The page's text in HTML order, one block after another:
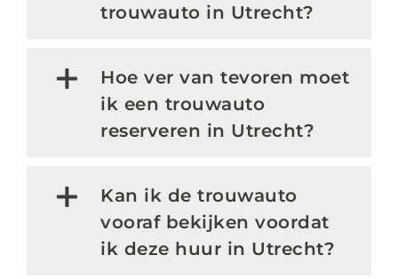
trouwauto in Utrecht?
Hoe ver van tevoren moet
ik een trouwauto
reserveren in Utrecht?
Kan ik de trouwauto
vooraf bekijken voordat
ik deze huur in Utrecht?